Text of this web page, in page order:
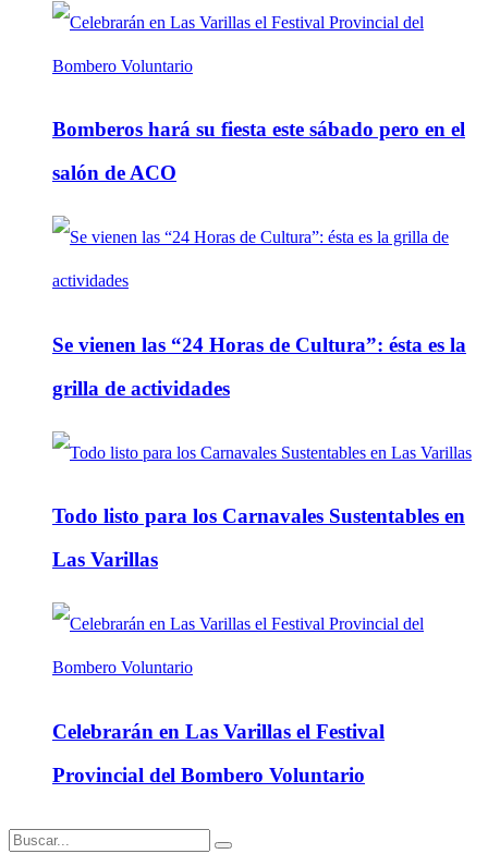
Bomberos hará su fiesta este sábado pero en el
salón de ACO
Se vienen las “24 Horas de Cultura”: ésta es la
grilla de actividades
Todo listo para los Carnavales Sustentables en
Las Varillas
Celebrarán en Las Varillas el Festival
Provincial del Bombero Voluntario